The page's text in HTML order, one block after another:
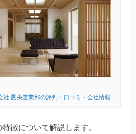
社 圏央営業部の評判・口コミ・会社情報
徴について解説します。